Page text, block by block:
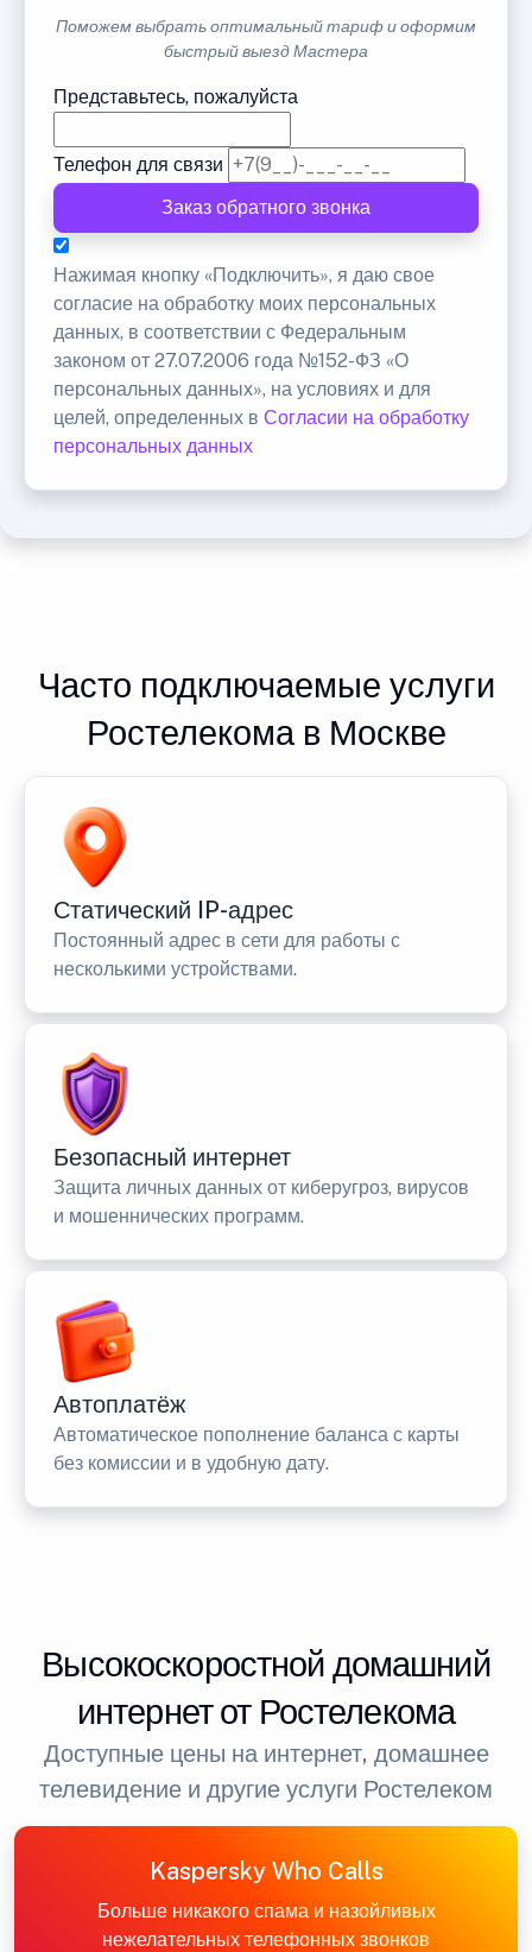
Поможем выбрать оптимальный тариф и оформим
быстрый выезд Мастера
Представьтесь, пожалуйста
Телефон для связи
Заказ обратного звонка
Нажимая кнопку «Подключить», я даю свое
согласие на обработку моих персональных
данных, в соответствии с Федеральным
законом от 27.07.2006 года №152-ФЗ «О
персональных данных», на условиях и для
целей, определенных в Согласии на обработку
персональных данных
Часто подключаемые услуги
Ростелекома в Москве
Статический IP-адрес
Постоянный адрес в сети для работы с
несколькими устройствами.
Безопасный интернет
Защита личных данных от киберугроз, вирусов
и мошеннических программ.
Автоплатёж
Автоматическое пополнение баланса с карты
без комиссии и в удобную дату.
Высокоскоростной домашний
интернет от Ростелекома
Доступные цены на интернет, домашнее
телевидение и другие услуги Ростелеком
Kaspersky Who Calls
Больше никакого спама и назойливых
нежелательных телефонных звонков